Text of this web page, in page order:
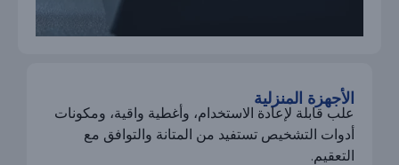
الأجهزة المنزلية
علب قابلة لإعادة الاستخدام، وأغطية واقية، ومكونات
أدوات التشخيص تستفيد من المتانة والتوافق مع
التعقيم.